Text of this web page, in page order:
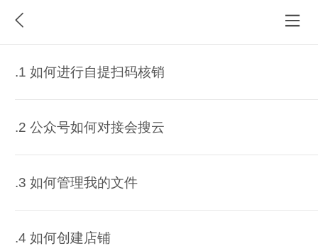
.1 如何进行自提扫码核销
.2 公众号如何对接会搜云
.3 如何管理我的文件
.4 如何创建店铺